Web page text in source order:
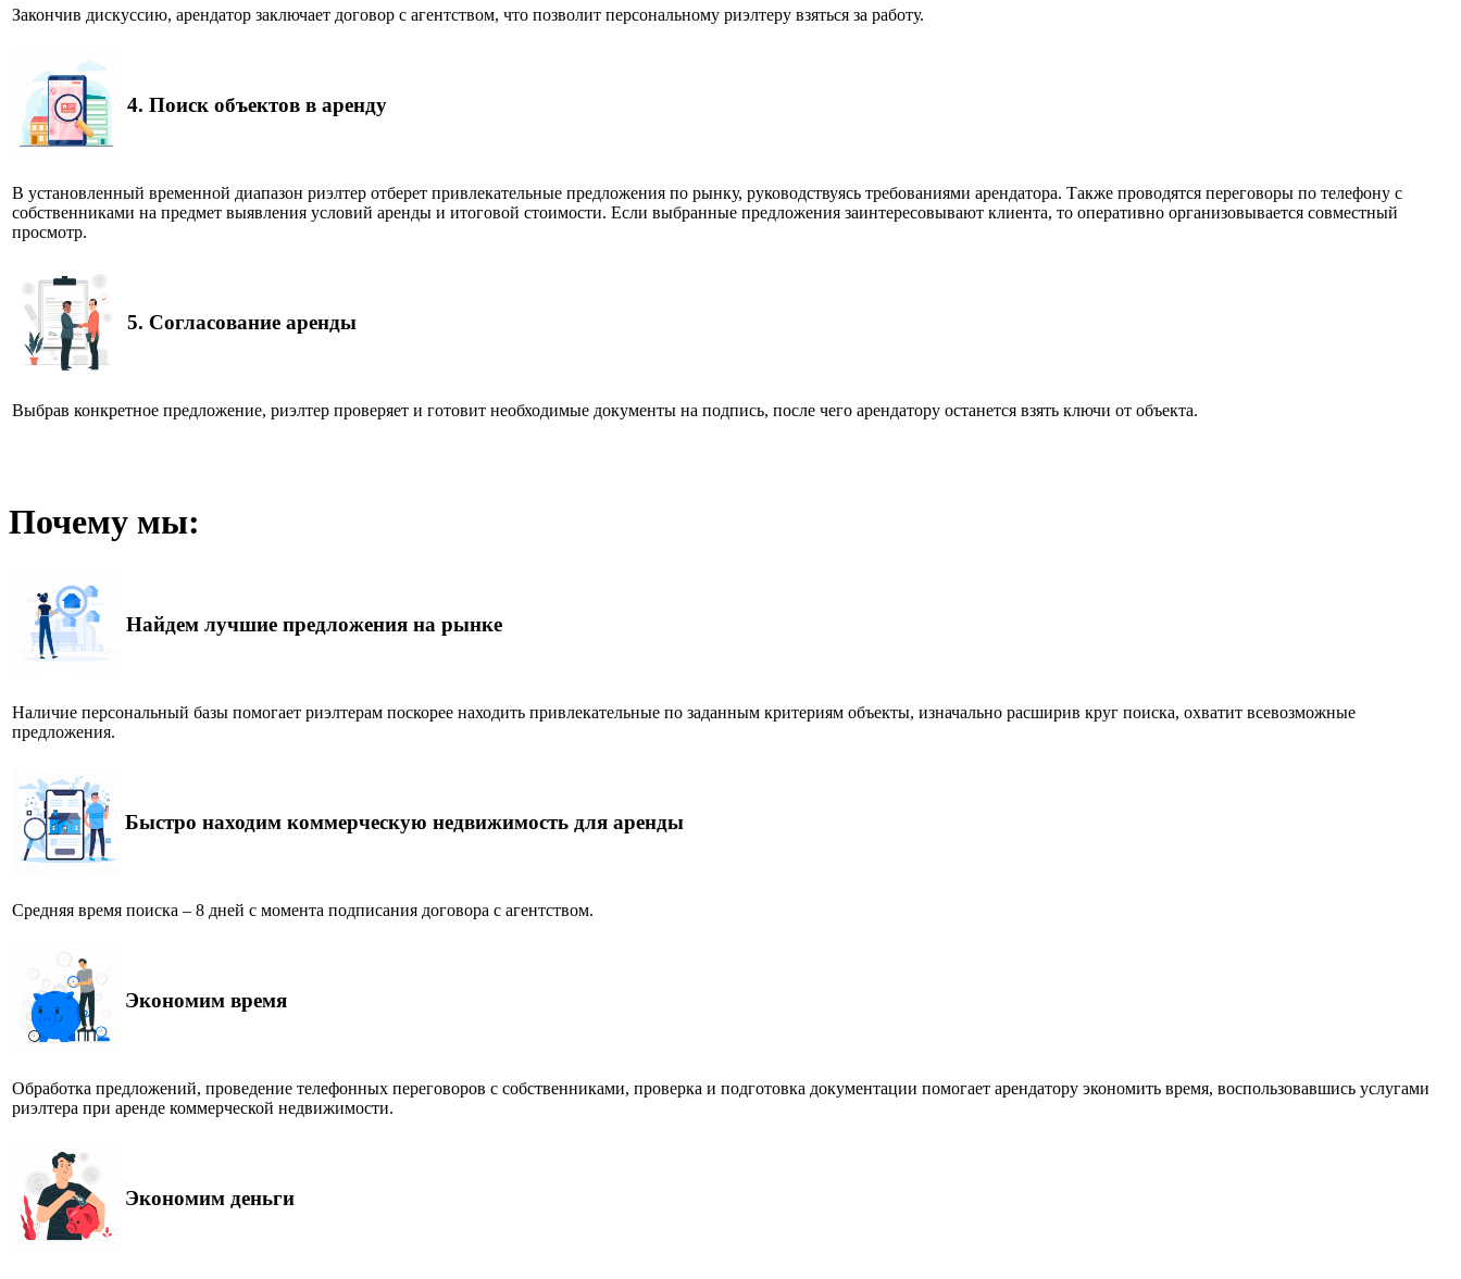
Закончив дискуссию, арендатор заключает договор с агентством, что позволит персональному риэлтеру взяться за работу.
4. Поиск объектов в аренду
В установленный временной диапазон риэлтер отберет привлекательные предложения по рынку, руководствуясь требованиями арендатора. Также проводятся переговоры по телефону с
собственниками на предмет выявления условий аренды и итоговой стоимости. Если выбранные предложения заинтересовывают клиента, то оперативно организовывается совместный
просмотр.
5. Согласование аренды
Выбрав конкретное предложение, риэлтер проверяет и готовит необходимые документы на подпись, после чего арендатору останется взять ключи от объекта.
Почему мы:
Найдем лучшие предложения на рынке
Наличие персональный базы помогает риэлтерам поскорее находить привлекательные по заданным критериям объекты, изначально расширив круг поиска, охватит всевозможные
предложения.
Быстро находим коммерческую недвижимость для аренды
Средняя время поиска – 8 дней с момента подписания договора с агентством.
Экономим время
Обработка предложений, проведение телефонных переговоров с собственниками, проверка и подготовка документации помогает арендатору экономить время, воспользовавшись услугами
риэлтера при аренде коммерческой недвижимости.
Экономим деньги